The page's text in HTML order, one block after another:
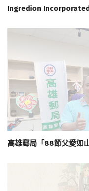
Ingredion Incorporated
高雄郵局「88節父愛如